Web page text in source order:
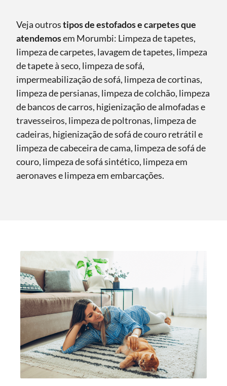
Veja outrostipos de estofados e carpetes que
atendemosem Morumbi: Limpeza de tapetes,
limpeza de carpetes, lavagem de tapetes, limpeza
de tapete à seco, limpeza de sofá,
impermeabilização de sofá, limpeza de cortinas,
limpeza de persianas, limpeza de colchão, limpeza
de bancos de carros, higienização de almofadas e
travesseiros, limpeza de poltronas, limpeza de
cadeiras, higienização de sofá de couro retrátil e
limpeza de cabeceira de cama, limpeza de sofá de
couro, limpeza de sofá sintético, limpeza em
aeronaves e limpeza em embarcações.